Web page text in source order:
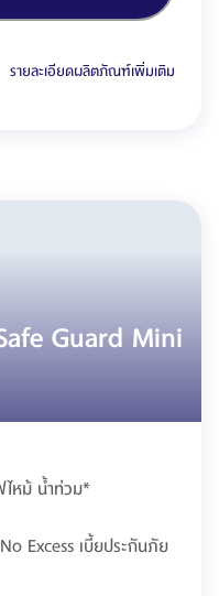
รายละเอียดผลิตภัณฑ์เพิ่มเติม
Guard Mini
หม้ น้ำท่วม*
Excess เบี้ยประกันภัย